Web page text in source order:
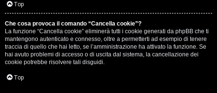
i
v
i
Top
Che cosa provoca il comando “Cancella cookie”?
La funzione “Cancella cookie” eliminerà tutti i cookie generati da phpBB che ti
mantengono autenticato e connesso, oltre a permetterti ad esempio di tenere
traccia di quello che hai letto, se l’amministrazione ha attivato la funzione. Se
hai avuto problemi di accesso o di uscita dal sistema, la cancellazione dei
cookie potrebbe risolvere tali disguidi.
Top
c
a
:
C
D